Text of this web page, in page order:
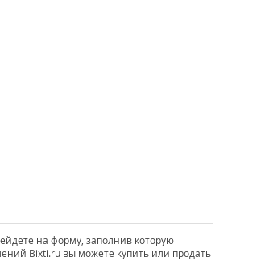
на форму, заполнив которую
Bixti.ru вы можете купить или продать